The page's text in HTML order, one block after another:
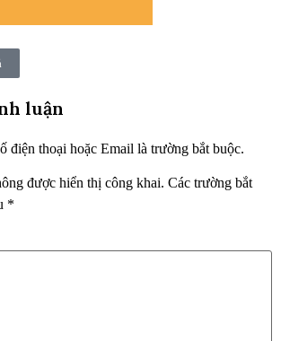
luận
điện thoại hoặc Email là trường bắt buộc.
được hiển thị công khai. Các trường bắt
*